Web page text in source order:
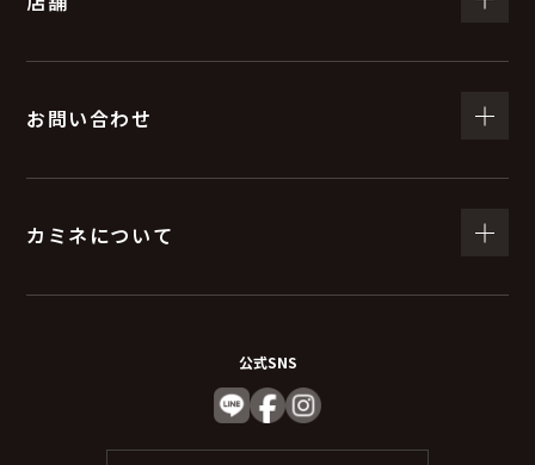
お問い合わせ
カミネについて
公式SNS